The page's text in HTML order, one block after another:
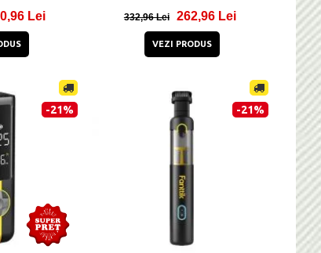
Lei 332,96 Lei 262,96 Lei
VEZI PRODUS
-21% -21%